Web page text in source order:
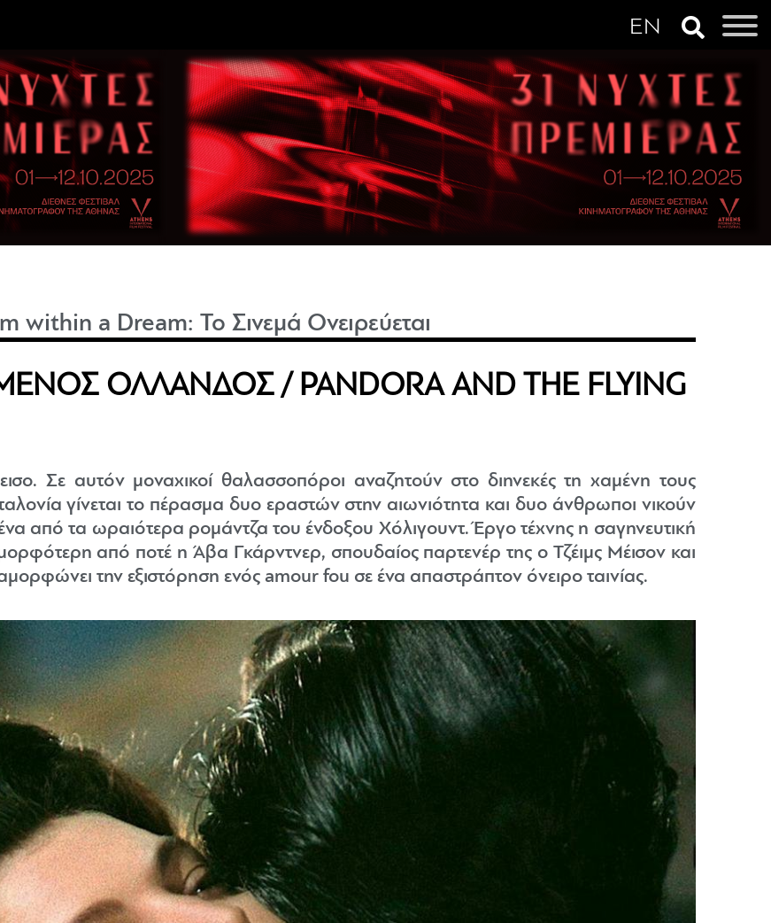
within a Dream: Το Σινεμά Ονειρεύεται
ΟΛΛΑΝΔΟΣ / PANDORA AND THE FLYING
Σε αυτόν μοναχικοί θαλασσοπόροι αναζητούν στο διηνεκές τη χαμένη τους
γίνεται το πέρασμα δυο εραστών στην αιωνιότητα και δυο άνθρωποι νικούν
από τα ωραιότερα ρομάντζα του ένδοξου Χόλιγουντ. Έργο τέχνης η σαγηνευτική
από ποτέ η Άβα Γκάρντνερ, σπουδαίος παρτενέρ της ο Τζέιμς Μέισον και
την εξιστόρηση ενός amour fou σε ένα απαστράπτον όνειρο ταινίας.